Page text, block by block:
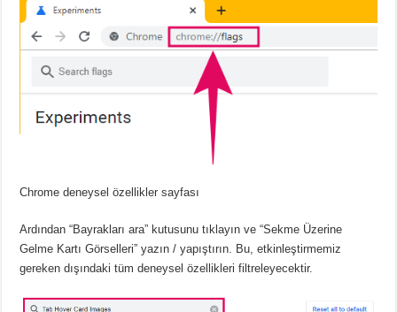
Chrome deneysel özellikler sayfası
Ardından “Bayrakları ara” kutusunu tıklayın ve “Sekme Üzerine
Gelme Kartı Görselleri” yazın / yapıştırın.
Bu, etkinleştirmemiz
gereken dışındaki tüm deneysel özellikleri filtreleyecektir.